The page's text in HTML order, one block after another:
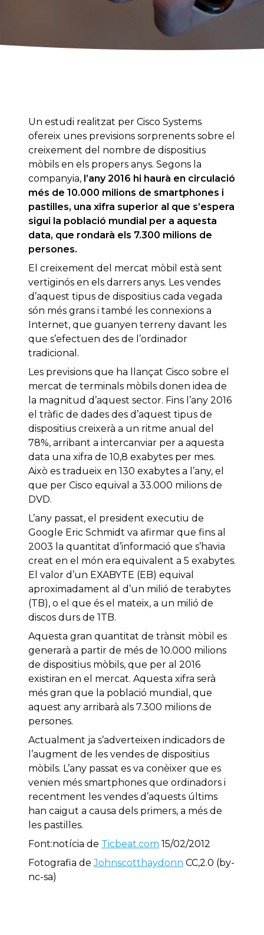
Un estudi realitzat per Cisco Systems
ofereix unes previsions sorprenents sobre el
creixement del nombre de dispositius
mòbils en els propers anys. Segons la
companyia, l’any 2016 hi haurà en circulació
més de 10.000 milions de smartphones i
pastilles, una xifra superior al que s’espera
sigui la població mundial per a aquesta
data, que rondarà els 7.300 milions de
persones.
El creixement del mercat mòbil està sent
vertiginós en els darrers anys. Les vendes
d’aquest tipus de dispositius cada vegada
són més grans i també les connexions a
Internet, que guanyen terreny davant les
que s’efectuen des de l’ordinador
tradicional .
Les previsions que ha llançat Cisco sobre el
mercat de terminals mòbils donen idea de
la magnitud d’aquest sector. Fins l’any 2016
el tràfic de dades des d’aquest tipus de
dispositius creixerà a un ritme anual del
78%, arribant a intercanviar per a aquesta
data una xifra de 10,8 exabytes per mes.
Això es tradueix en 130 exabytes a l’any, el
que per Cisco equival a 33.000 milions de
DVD.
L’any passat, el president executiu de
Google Eric Schmidt va afirmar que fins al
2003 la quantitat d’informació que s’havia
creat en el món era equivalent a 5 exabytes.
El valor d’un EXABYTE (EB) equival
aproximadament al d’un milió de terabytes
(TB), o el que és el mateix, a un milió de
discos durs de 1TB.
Aquesta gran quantitat de trànsit mòbil es
generarà a partir de més de 10.000 milions
de dispositius mòbils, que per al 2016
existiran en el mercat. Aquesta xifra serà
més gran que la població mundial , que
aquest any arribarà als 7.300 milions de
persones.
Actualment ja s’adverteixen indicadors de
l’augment de les vendes de dispositius
mòbils. L’any passat es va conèixer que es
venien més smartphones que ordinadors i
recentment les vendes d’aquests últims
han caigut a causa dels primers, a més de
les pastilles.
Font:notícia de Ticbeat.com 15/02/2012
Fotografia deJohnscotthaydonn CC,2.0 (by-
nc-sa)